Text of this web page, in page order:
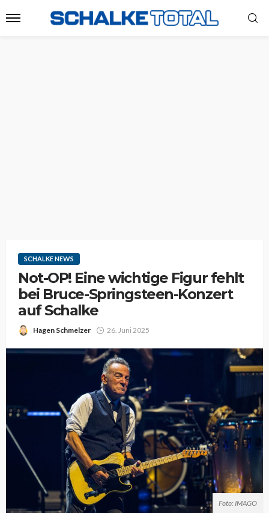
SCHALKE NEWS
Not-OP! Eine wichtige Figur fehlt
bei Bruce-Springsteen-Konzert
auf Schalke
Hagen Schmelzer 26. Juni 2025
Foto: IMAGO